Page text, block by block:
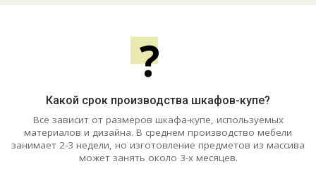
?
Какой срок производства шкафов-купе?
Все зависит от размеров шкафа-купе, используемых
материалов и дизайна. В среднем производство мебели
занимает 2-3 недели, но изготовление предметов из массива
может занять около 3-х месяцев.